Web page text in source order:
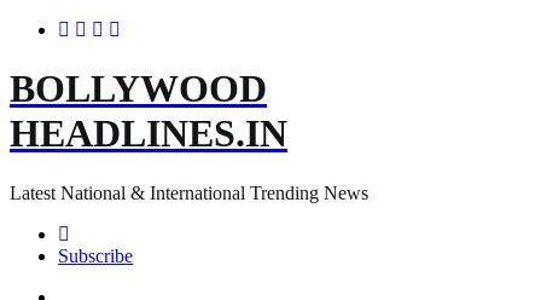
BOLLYWOOD
HEADLINES.IN
Latest National & International Trending News
Subscribe